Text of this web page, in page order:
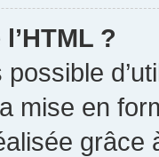
?
possible
mise en
grâce